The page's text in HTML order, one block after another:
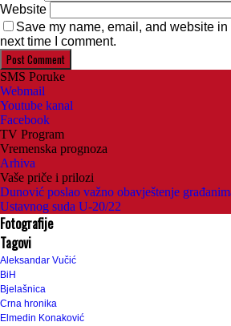
Website
Save my name, email, and website
next time I comment.
SMS Poruke
Webmail
Youtube kanal
Facebook
TV Program
Vremenska prognoza
Arhiva
Vaše priče i prilozi
Dunović poslao važno obavještenje
Ustavnog suda U-20/22
Fotografije
Tagovi
Aleksandar Vučić
BiH
Bjelašnica
Crna hronika
Elmedin Konaković